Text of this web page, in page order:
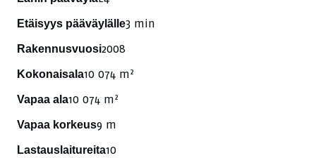
Etäisyys pääväylälle3 min
Rakennusvuosi2008
Kokonaisala10 074 m²
Vapaa ala10 074 m²
Vapaa korkeus9 m
Lastauslaitureita10